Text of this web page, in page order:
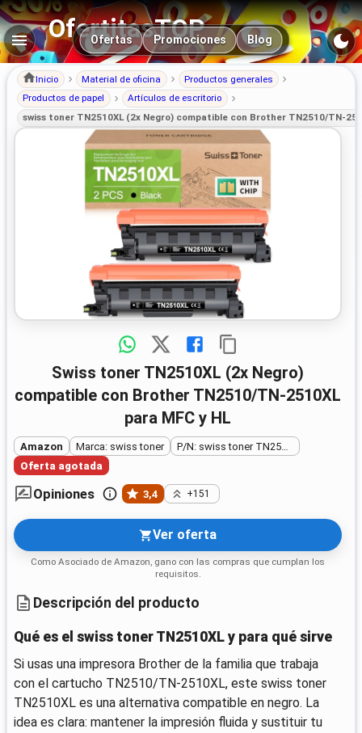
OfertitasTOP
Navegación principal
Ofertas Promociones Blog
Inicio Material de oficina
Productos generales
Productos de papel
Artículos de escritorio
swiss toner TN2510XL (2x Negro) compatible con Brother TN2510/TN-
swiss toner TN2510XL (2x Negro)
compatible con Brother TN2510/TN-2510XL
para MFC y HL
Amazon Marca: swiss toner
Oferta agotada
Opiniones 3,4 +151
Ver oferta
Como Asociado de Amazon, gano con las compras que cumplan los
requisitos.
Descripción del producto
Qué es el swiss toner TN2510XL y para qué sirve
Si usas una impresora Brother de la familia que trabaja
con el cartucho TN2510/TN-2510XL, este swiss toner
TN2510XL es una alternativa compatible en negro. La
idea es clara: mantener la impresión fluida y sustituir tu